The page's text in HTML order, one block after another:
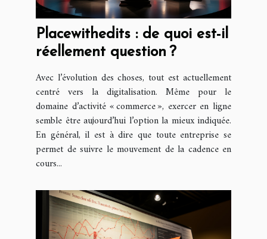
Placewithedits : de quoi est-il
réellement question ?
Avec l’évolution des choses, tout est actuellement
centré vers la digitalisation. Même pour le
domaine d’activité « commerce », exercer en ligne
semble être aujourd’hui l’option la mieux indiquée.
En général, il est à dire que toute entreprise se
permet de suivre le mouvement de la cadence en
cours...